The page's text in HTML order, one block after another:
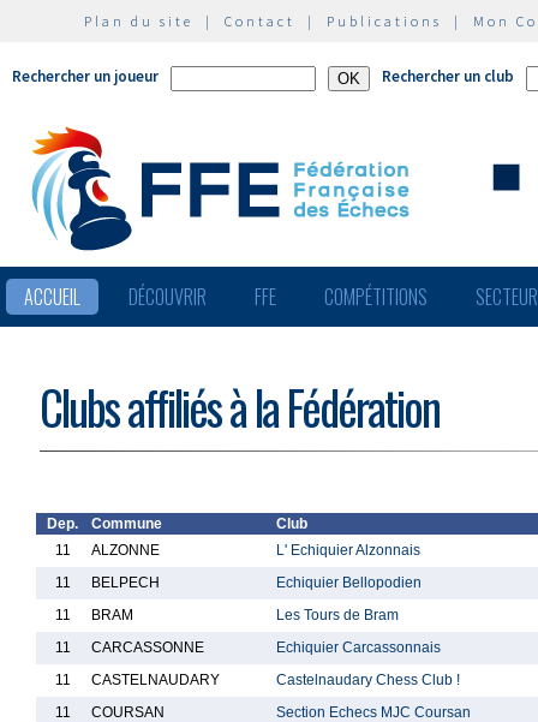
Plan du site | Contact | Publications | Mon
Rechercher un joueur Rechercher un club
ACCUEIL DÉCOUVRIR FFE COMPÉTITIONS
Clubs affiliés à la Fédération
Dep. Commune
Club
11
ALZONNE
L' Echiquier Alzonnais
11
BELPECH
Echiquier Bellopodien
11
BRAM
Les Tours de Bram
11
CARCASSONNE
Echiquier Carcassonnais
11
CASTELNAUDARY
Castelnaudary Chess Club !
11
COURSAN
Section Echecs MJC Coursan